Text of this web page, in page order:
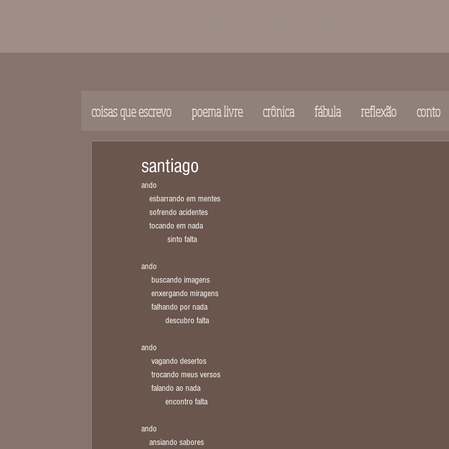
coisas que escrevo poema livre crônica fábula reflexão conto
santiago
ando
esbarrando em mentes
sofrendo acidentes
tocando em nada
sinto falta
ando
buscando imagens
enxergando miragens
falhando por nada
descubro falta
ando
vagando desertos
trocando meus versos
falando ao nada
encontro falta
ando
ansiando sabores